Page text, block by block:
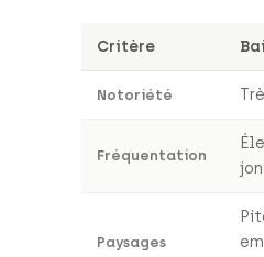
Critère
Notoriété
Fréquentation
Paysages